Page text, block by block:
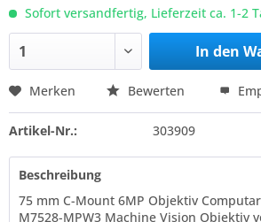
Sofort versandfertig, Lieferzeit ca. 1-2
In den
Merken Bewerten
Artikel-Nr.: 303909
Beschreibung
75 mm C-Mount 6MP Objektiv
M7528-MPW3 Machine Vision Objektiv